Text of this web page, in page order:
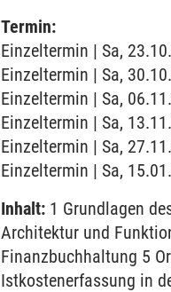
Termin:
Einzeltermin | Sa,
Einzeltermin | Sa,
Einzeltermin | Sa,
Einzeltermin | Sa,
Einzeltermin | Sa,
Einzeltermin | Sa,
Inhalt: 1 Grundlagen
Architektur und
Finanzbuchhaltung 5
Istkostenerfassung in